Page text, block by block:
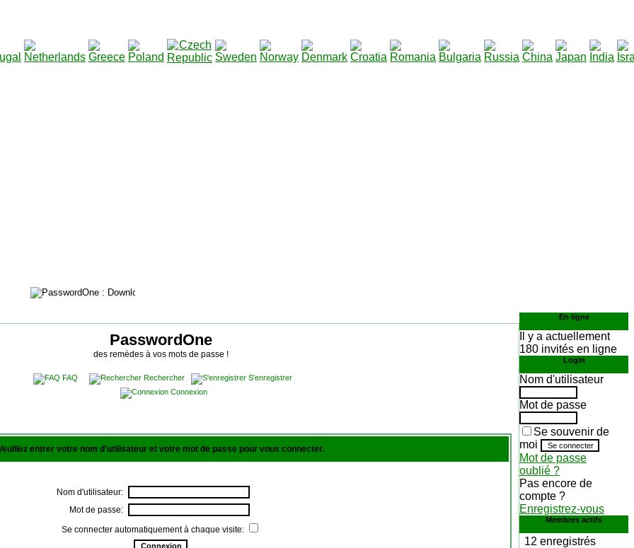
PasswordOne
des remèdes à vos mots de passe !
FAQ Rechercher
S'enregistrer
Connexion
entrer votre nom d'utilisateur et votre mot de passe pour vous connecter.
Nom d'utilisateur:
Mot de passe:
Se connecter automatiquement à chaque visite:
En ligne
Il y a actuellement
180 invités en ligne
Login
Nom d'utilisateur
Mot de passe
Se souvenir de
moi
Mot de passe
oublié ?
Pas encore de
compte ?
Enregistrez-vous
Membres actifs
12 enregistrés